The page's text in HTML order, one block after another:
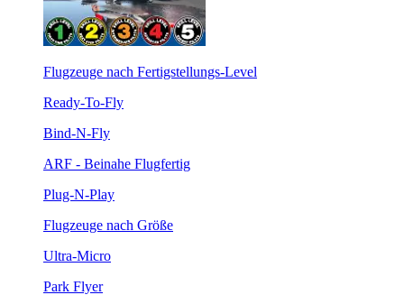
Flugzeuge nach Fertigstellungs-Level
Ready-To-Fly
Bind-N-Fly
ARF - Beinahe Flugfertig
Plug-N-Play
Flugzeuge nach Größe
Ultra-Micro
Park Flyer